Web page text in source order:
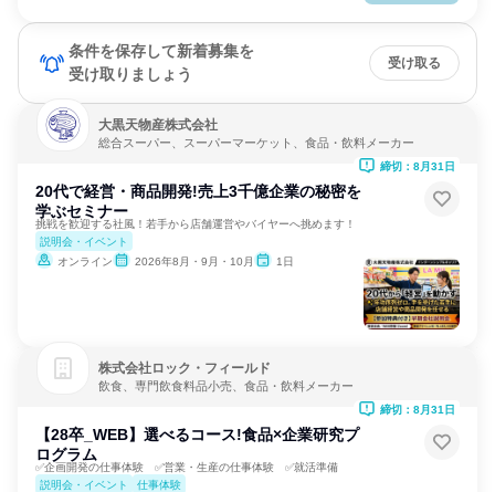
条件を保存して新着募集を
受け取りましょう
受け取る
大黒天物産株式会社
総合スーパー、スーパーマーケット、食品・飲料メーカー
20代で経営・商品開発!売上3千億企業の秘密を
学ぶセミナー
挑戦を歓迎する社風！若手から店舗運営やバイヤーへ挑めます！
説明会・イベント
オンライン
2026年8月・9月・10月 1日
締切：8月31日
株式会社ロック・フィールド
飲食、専門飲食料品小売、食品・飲料メーカー
【28卒_WEB】選べるコース!食品×企業研究プ
ログラム
✅企画開発の仕事体験 ✅営業・生産の仕事体験 ✅就活準備
説明会・イベント
仕事体験
締切：8月31日